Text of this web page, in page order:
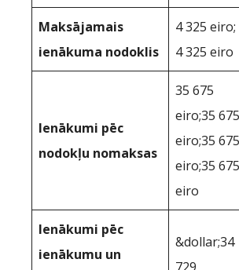
Maksājamais
ienākuma nodoklis
4 325 eiro;
4 325 eiro
Ienākumi pēc
nodokļu nomaksas
35 675
eiro;35 675
eiro;35 675
eiro;35 675
eiro
Ienākumi pēc
ienākumu un
&dollar;34